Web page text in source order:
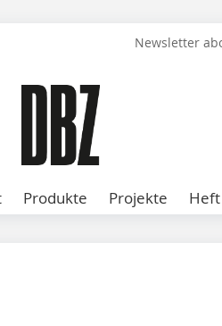
Newsletter
Produkte Projekte Heft